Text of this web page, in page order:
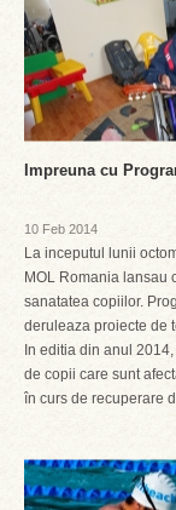
Impreuna cu
10 Feb 2014
La inceputul lunii
MOL Romania lansau
sanatatea copiilor.
deruleaza proiecte de
In editia din anul
de copii care sunt
în curs de recuperare